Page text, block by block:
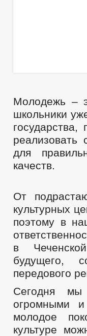
Молодежь –
школьники
реализовать
для
качеств.
От
культурных
поэтому в
в
будущего,
передового
Сегодня мы
огромными
молодое
культуре